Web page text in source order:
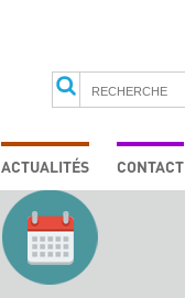
Search
ACTUALITÉS CONTACT